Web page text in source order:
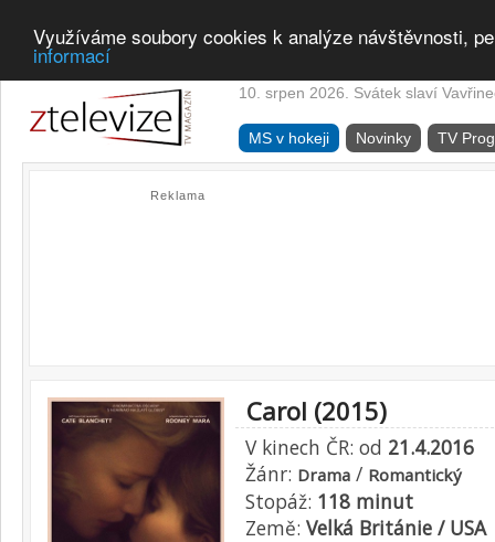
Využíváme soubory cookies k analýze návštěvnosti,
informací
10. srpen 2026. Svátek slaví
MS v hokeji Novinky TV
Reklama
Carol (2015)
V kinech ČR: od 21.4.2016
Žánr: Drama / Romantický
Stopáž: 118 minut
Země: Velká Británie / USA